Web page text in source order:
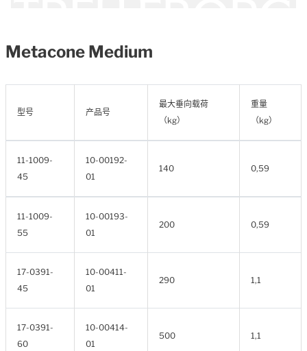
Metacone Medium
型号 产品号
最大垂向载荷
（kg）
重量
（kg）
11-1009-
45
10-00192-
01
140 0,59
11-1009-
55
10-00193-
01
200 0,59
17-0391-
45
10-00411-
01
290 1,1
17-0391-
60
10-00414-
01
500 1,1